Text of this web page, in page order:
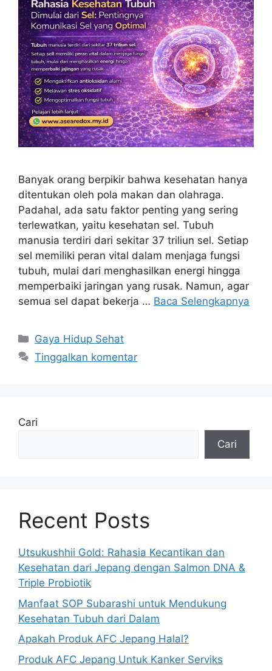
Banyak orang berpikir bahwa kesehatan hanya
ditentukan oleh pola makan dan olahraga.
Padahal, ada satu faktor penting yang sering
terlewatkan, yaitu kesehatan sel. Tubuh
manusia terdiri dari sekitar 37 triliun sel. Setiap
sel memiliki peran vital dalam menjaga fungsi
tubuh, mulai dari menghasilkan energi hingga
memperbaiki jaringan yang rusak. Namun, agar
semua sel dapat bekerja … Baca Selengkapnya
Kategori
Gaya Hidup Sehat
Tinggalkan komentar
Cari
Cari
Recent Posts
Utsukushhii Gold: Rahasia Kecantikan dan
Kesehatan dari Jepang dengan Salmon DNA &
Triple Probiotik
Manfaat SOP Subarashi untuk Mendukung
Kesehatan Tubuh dari Dalam
Apakah Produk AFC Jepang Halal?
Produk AFC Jepang Untuk Kanker Serviks